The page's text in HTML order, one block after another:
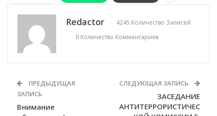
Redactor
4245 Количество Записей
0 Количество Комментариев
ПРЕДЫДУЩАЯ
ЗАПИСЬ
Внимание
СЛЕДУЮЩАЯ ЗАПИСЬ
ЗАСЕДАНИЕ
АНТИТЕРРОРИСТИЧЕС